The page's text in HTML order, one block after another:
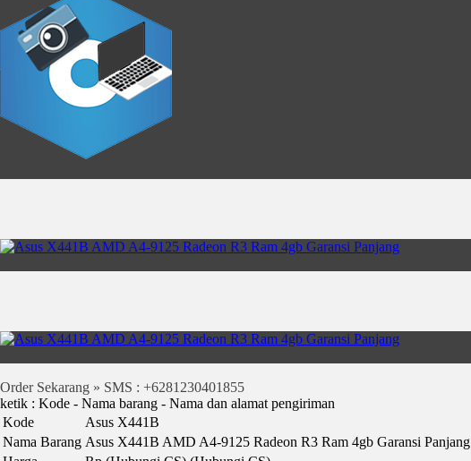
Order Sekarang » SMS : +6281230401855
ketik : Kode - Nama barang - Nama dan alamat pengiriman
Kode
Asus X441B
Nama Barang Asus X441B AMD A4-9125 Radeon R3 Ram 4gb Garansi Panjang